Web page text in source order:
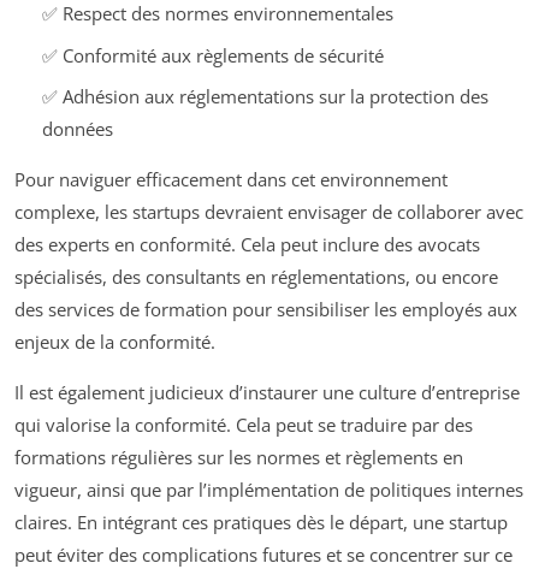
✅ Respect des normes environnementales
✅ Conformité aux règlements de sécurité
✅ Adhésion aux réglementations sur la protection des
données
Pour naviguer efficacement dans cet environnement
complexe, les startups devraient envisager de collaborer avec
des experts en conformité. Cela peut inclure des avocats
spécialisés, des consultants en réglementations, ou encore
des services de formation pour sensibiliser les employés aux
enjeux de la conformité.
Il est également judicieux d’instaurer une culture d’entreprise
qui valorise la conformité. Cela peut se traduire par des
formations régulières sur les normes et règlements en
vigueur, ainsi que par l’implémentation de politiques internes
claires. En intégrant ces pratiques dès le départ, une startup
peut éviter des complications futures et se concentrer sur ce